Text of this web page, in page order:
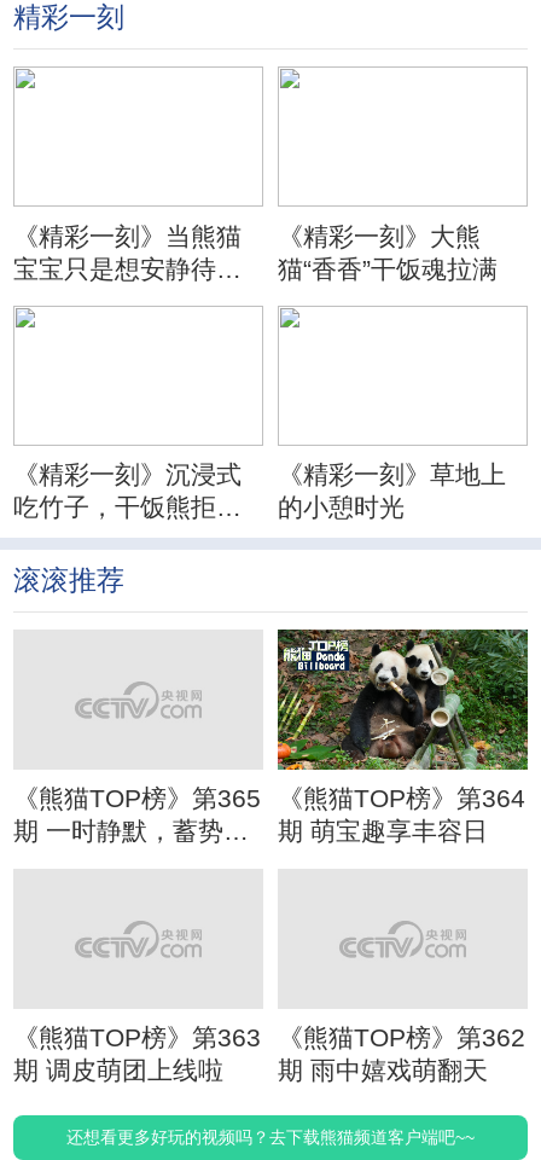
精彩一刻
《精彩一刻》当熊猫
宝宝只是想安静待会
儿
《精彩一刻》大熊
猫“香香”干饭魂拉满
《精彩一刻》沉浸式
吃竹子，干饭熊拒绝
分心
《精彩一刻》草地上
的小憩时光
滚滚推荐
《熊猫TOP榜》第365
期 一时静默，蓄势待
发
《熊猫TOP榜》第364
期 萌宝趣享丰容日
《熊猫TOP榜》第363
期 调皮萌团上线啦
《熊猫TOP榜》第362
期 雨中嬉戏萌翻天
还想看更多好玩的视频吗？去下载熊猫频道客户端吧~~